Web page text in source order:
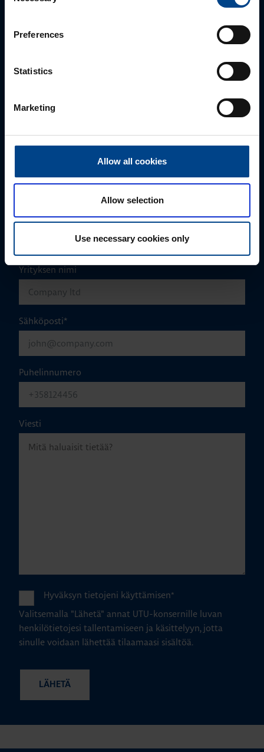
Preferences
Statistics
Marketing
Allow all cookies
Allow selection
Use necessary cookies only
tuki@utuautomation.fi
Sukunimi*
Yrityksen nimi
Sähköposti*
Puhelinnumero
Viesti
Hyväksyn tietojeni käyttämisen*
Valitsemalla "Lähetä" annat UTU-konsernille luvan
henkilötietojesi tallentamiseen ja käsittelyyn, jotta
sinulle voidaan lähettää tilaamaasi sisältöä.